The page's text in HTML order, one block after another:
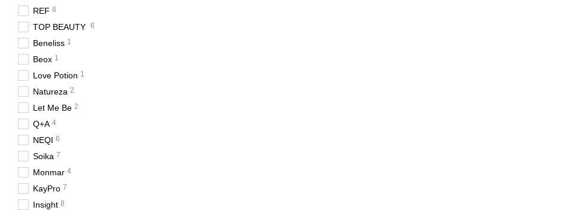
REF 8
TOP BEAUTY 6
Beneliss 1
Beox 1
Love Potion 1
Natureza 2
Let Me Be 2
Q+A 4
NEQI 6
Soika 7
Monmar 4
KayPro 7
Insight 8